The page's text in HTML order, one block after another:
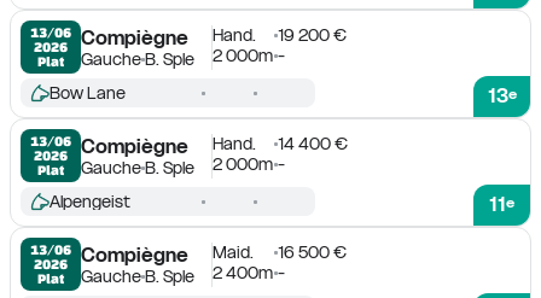
13/06
2026
Plat
Compiègne
GaucheB. Sple
Hand.
19 200 €
2 000m -
13e
Bow Lane
13/06
2026
Plat
Compiègne
GaucheB. Sple
Hand.
14 400 €
2 000m -
11e
Alpengeist
13/06
2026
Plat
Compiègne
GaucheB. Sple
Maid.
16 500 €
2 400m -